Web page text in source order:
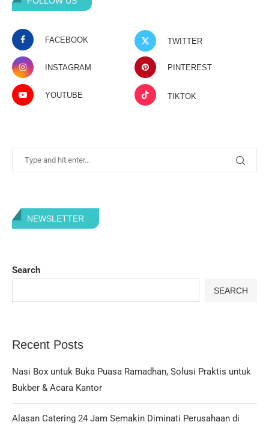
FACEBOOK TWITTER
INSTAGRAM PINTEREST
YOUTUBE TIKTOK
NEWSLETTER
Search
SEARCH
Recent Posts
Nasi Box untuk Buka Puasa Ramadhan, Solusi Praktis untuk
Bukber & Acara Kantor
Alasan Catering 24 Jam Semakin Diminati Perusahaan di